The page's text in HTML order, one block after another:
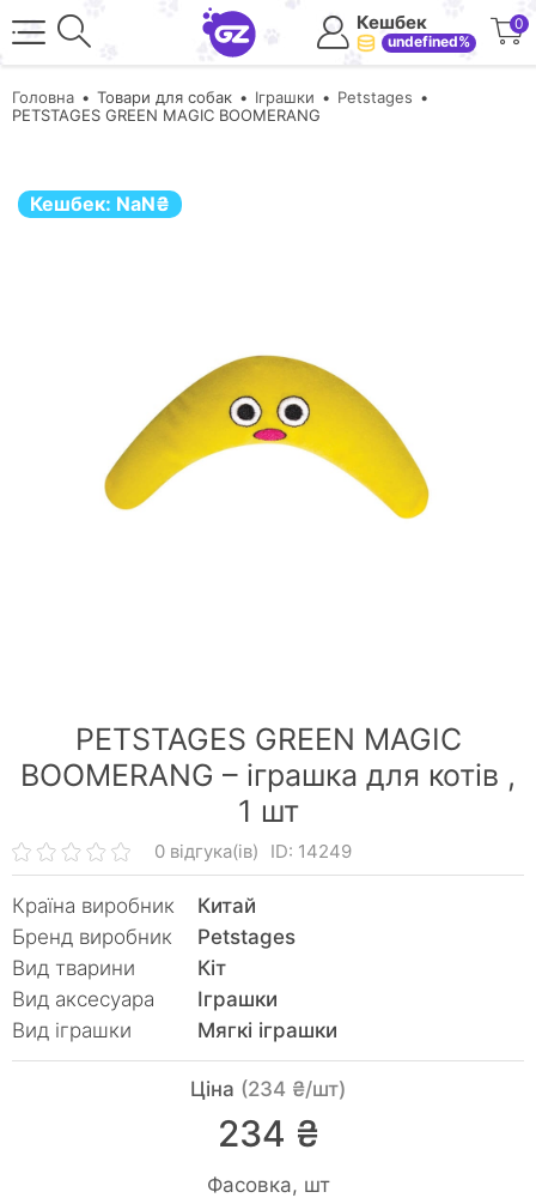
Кешбек
undefined%
0
Головна Товари для собак Іграшки
Petstages
PETSTAGES GREEN MAGIC BOOMERANG
Кешбек: NaN₴
PETSTAGES GREEN MAGIC
BOOMERANG – іграшка для котів ,
1 шт
0 відгука(ів) ID: 14249
Країна виробник
Китай
Бренд виробник
Petstages
Вид тварини
Кiт
Вид аксесуара
Іграшки
Вид іграшки
Мягкі іграшки
Ціна (234 ₴/шт)
234 ₴
Фасовка, шт